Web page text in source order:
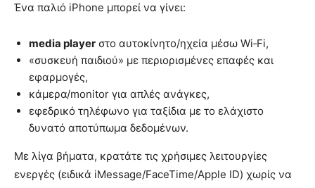
Ένα παλιό iPhone μπορεί να γίνει:
media player στο αυτοκίνητο/ηχεία μέσω Wi‑Fi,
«συσκευή παιδιού» με περιορισμένες επαφές και
εφαρμογές,
κάμερα/monitor για απλές ανάγκες,
εφεδρικό τηλέφωνο για ταξίδια με το ελάχιστο
δυνατό αποτύπωμα δεδομένων.
Με λίγα βήματα, κρατάτε τις χρήσιμες λειτουργίες
ενεργές (ειδικά iMessage/FaceTime/Apple ID) χωρίς να